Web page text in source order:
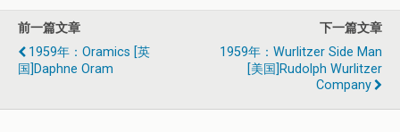
前一篇文章
1959年：Oramics [英
国]Daphne Oram
下一篇文章
1959年：Wurlitzer Side Man
[美国]Rudolph Wurlitzer
Company